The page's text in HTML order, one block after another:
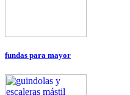
fundas para mayor